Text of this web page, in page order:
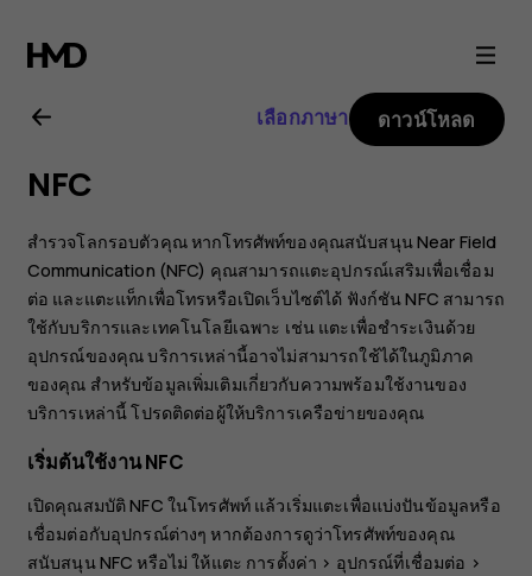
คู่มือ
ผู้
ใช้
Nokia
8.1
เลือกภาษา ดาวน์โหลด
NFC
สำรวจโลกรอบตัวคุณ หากโทรศัพท์ของคุณสนับสนุน Near Field
Communication (NFC) คุณสามารถแตะอุปกรณ์เสริมเพื่อเชื่อม
ต่อ และแตะแท็กเพื่อโทรหรือเปิดเว็บไซต์ได้ ฟังก์ชัน NFC สามารถ
ใช้กับบริการและเทคโนโลยีเฉพาะ เช่น แตะเพื่อชำระเงินด้วย
อุปกรณ์ของคุณ บริการเหล่านี้อาจไม่สามารถใช้ได้ในภูมิภาค
ของคุณ สำหรับข้อมูลเพิ่มเติมเกี่ยวกับความพร้อมใช้งานของ
บริการเหล่านี้ โปรดติดต่อผู้ให้บริการเครือข่ายของคุณ
เริ่มต้นใช้งาน NFC
เปิดคุณสมบัติ NFC ในโทรศัพท์ แล้วเริ่มแตะเพื่อแบ่งปันข้อมูลหรือ
เชื่อมต่อกับอุปกรณ์ต่างๆ หากต้องการดูว่าโทรศัพท์ของคุณ
สนับสนุน NFC หรือไม่ ให้แตะ การตั้งค่า > อุปกรณ์ที่เชื่อมต่อ >